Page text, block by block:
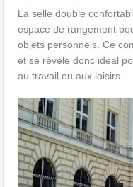
La selle double
espace de rangement
objets personnels. Ce
et se révèle donc idéal
au travail ou aux loisirs.